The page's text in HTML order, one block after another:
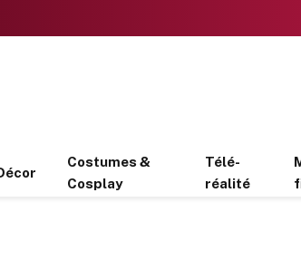
Costumes &
Cosplay
Télé-
réalité